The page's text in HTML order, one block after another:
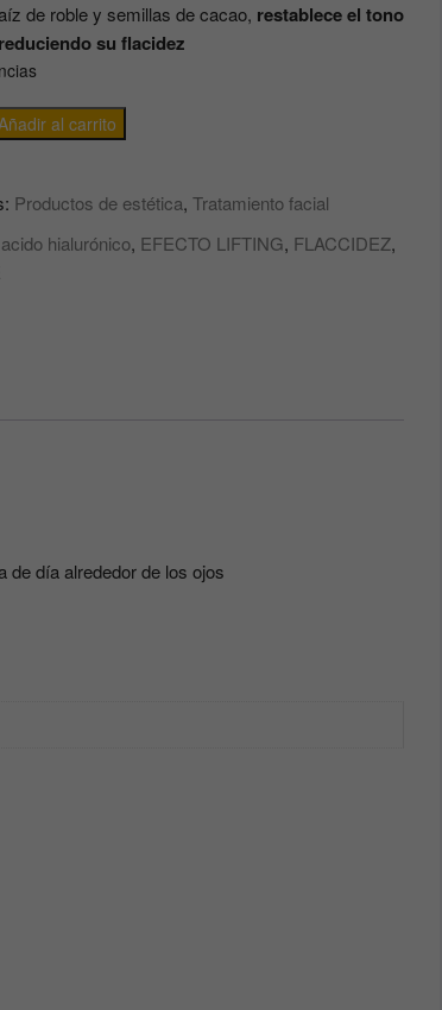
de roble y semillas de cacao, restablece el tono
su flacidez
al carrito
Productos de estética, Tratamiento facial
acido hialurónico, EFECTO LIFTING, FLACCIDEZ,
de día alrededor de los ojos